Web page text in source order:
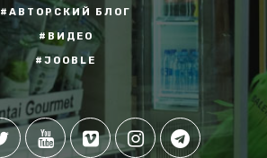
#АВТОРСКИЙ БЛОГ
#ВИДЕО
#JOOBLE